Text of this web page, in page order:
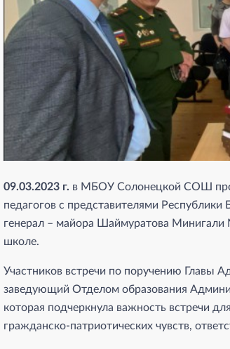
09.03.2023 г. в МБОУ Солонецкой СОШ
педагогов с представителями
генерал – майора Шаймуратова Минигали
школе.
Участников встречи по поручению Главы
заведующий Отделом образования
которая подчеркнула важность встречи
гражданско-патриотических чувств,